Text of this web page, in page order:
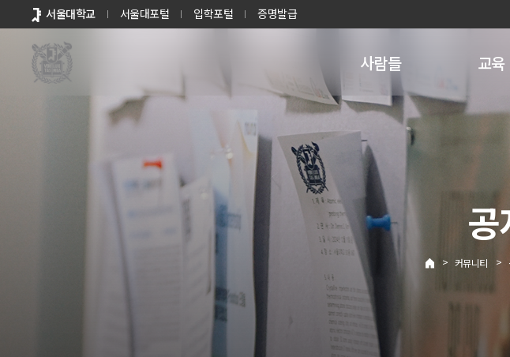
바로가기
메뉴
서울대학교 서울대포털 입학포털 증명발급
사람들 교육
> 커뮤니티 >